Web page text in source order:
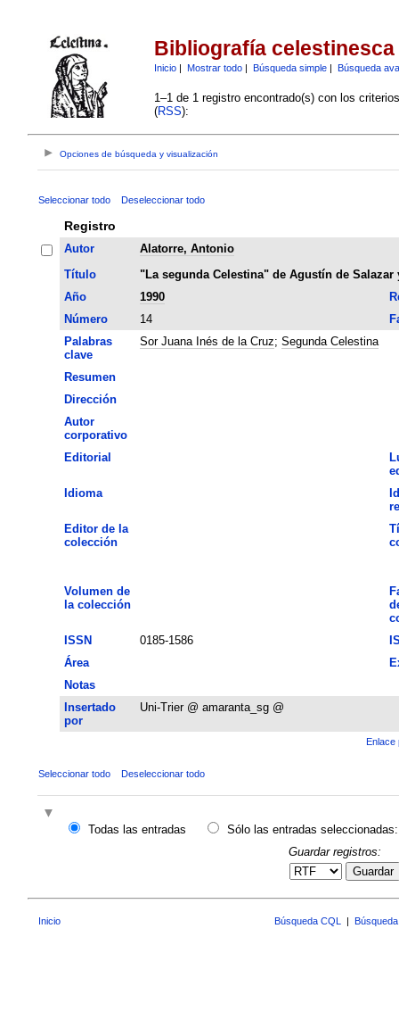
Bibliografía celestinesca
Inicio| Mostrar todo| Búsqueda simple| Búsqueda
1–1 de 1 registro encontrado(s) con los
(RSS):
Opciones de búsqueda y visualización
Seleccionar todo Deseleccionar todo
Registro
Autor
Alatorre, Antonio
Título
"La segunda Celestina" de Agustín de
Año
1990
Número
14
Palabras
clave
Sor Juana Inés de la Cruz; Segunda Celestina
Resumen
Dirección
Autor
corporativo
Editorial
Idioma
Editor de la
colección
Volumen de
la colección
ISSN
0185-1586
Área
Notas
Insertado
por
Uni-Trier @ amaranta_sg @
Enlace
Seleccionar todo Deseleccionar todo
Todas las entradas
Sólo las entradas seleccionadas:
Guardar registros:
Guardar
Inicio Búsqueda CQL